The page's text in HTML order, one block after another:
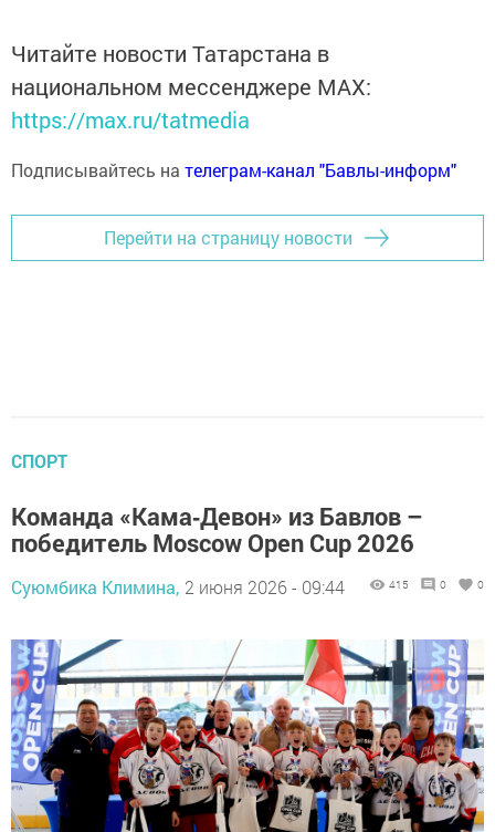
Читайте новости Татарстана в
национальном мессенджере MАХ:
https://max.ru/tatmedia
Подписывайтесь на телеграм-канал "Бавлы-информ"
Перейти на страницу новости
СПОРТ
Команда «Кама‑Девон» из Бавлов –
победитель Moscow Open Cup 2026
Суюмбика Климина, 2 июня 2026 - 09:44 415 0 0